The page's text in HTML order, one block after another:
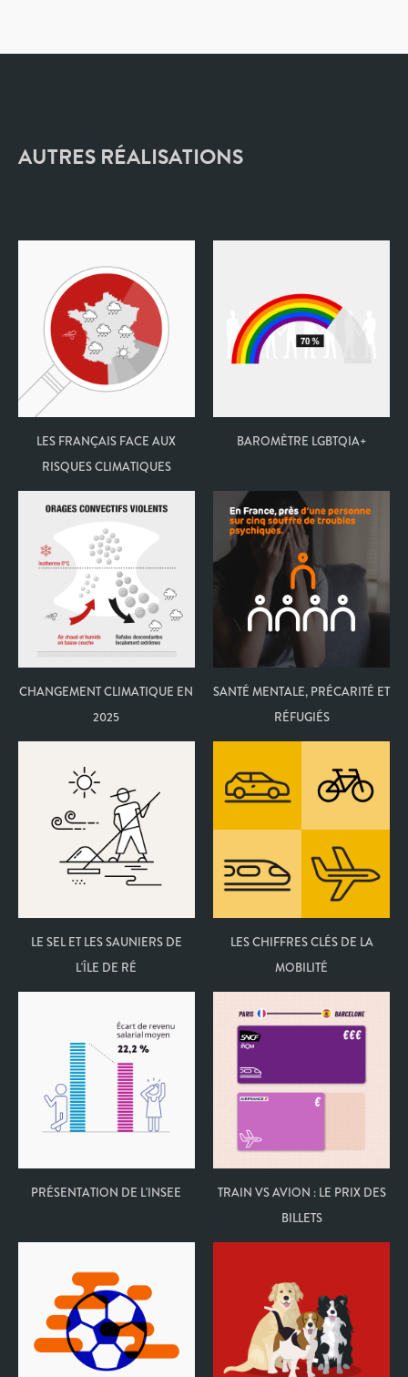
AUTRES RÉALISATIONS
LES FRANÇAIS FACE AUX
RISQUES CLIMATIQUES
BAROMÈTRE LGBTQIA+
CHANGEMENT CLIMATIQUE EN
2025
SANTÉ MENTALE, PRÉCARITÉ ET
RÉFUGIÉS
LE SEL ET LES SAUNIERS DE
L'ÎLE DE RÉ
LES CHIFFRES CLÉS DE LA
MOBILITÉ
PRÉSENTATION DE L'INSEE
TRAIN VS AVION : LE PRIX DES
BILLETS